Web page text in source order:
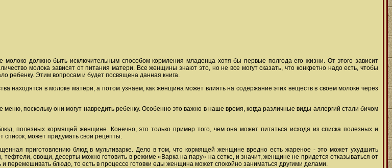
молоко должно быть исключительным способом кормления младенца хотя бы первые полгода его жизни. От этого зависит
молока зависят от питания матери. Все женщины знают это, но не все могут сказать, что конкретно надо есть, чтобы
ребенку. Этим вопросам и будет посвящена данная книга.
находятся в молоке матери, а потом узнаем, как женщина может влиять на содержание этих веществ в своем молоке через
меню, поскольку они могут навредить ребенку. Особенно это важно в наше время, когда различные виды аллергий стали бичом
полезных кормящей женщине. Конечно, это только пример того, чем она может питаться исходя из списка полезных и
список, может придумать свои рецепты.
приготовлению блюд в мультиварке. Дело в том, что кормящей женщине вредно есть жареное - это может ухудшить
тефтели, овощи, десерты можно готовить в режиме «Варка на пару» на сетке, и значит, женщине не придется отказываться от
перемешивать блюдо, то есть в процессе готовки еды женщина может спокойно заниматься другими делами.